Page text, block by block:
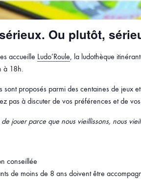
Ou plutôt,
accueille Ludo’Roule, la ludothèque
à 18h.
sont proposés parmi des centaines de jeux
pas à discuter de vos préférences et de
jouer parce que nous vieillissons, nous
conseillée
de moins de 8 ans doivent être